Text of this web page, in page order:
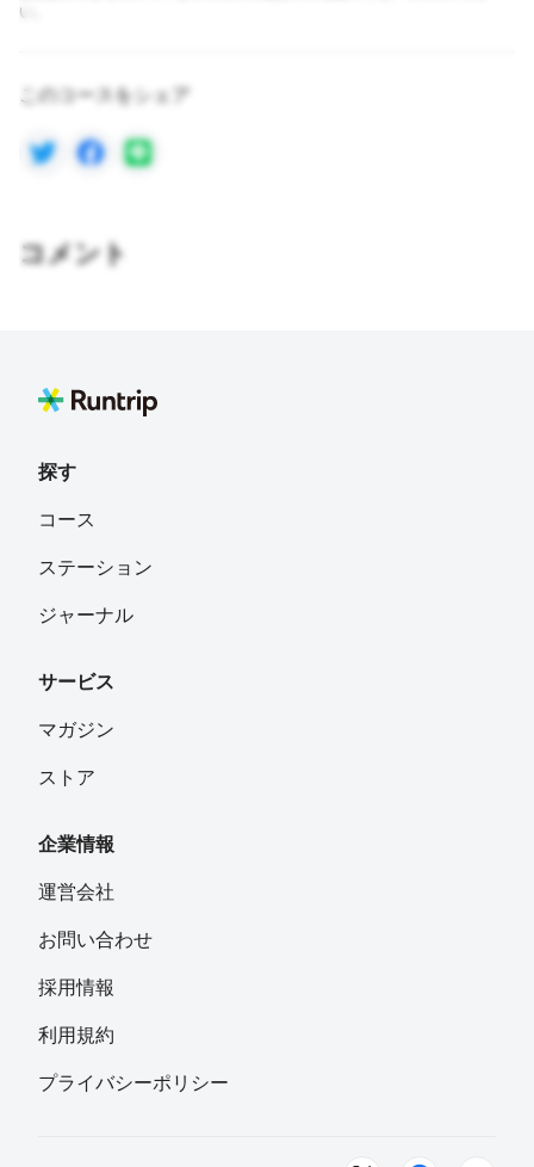
い。
このコースをシェア
コメント
探す
コース
ステーション
ジャーナル
サービス
マガジン
ストア
企業情報
運営会社
お問い合わせ
採用情報
利用規約
プライバシーポリシー